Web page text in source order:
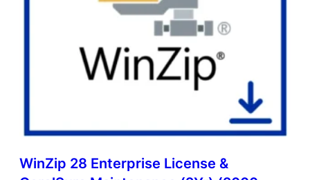
WinZip 28 Enterprise License &